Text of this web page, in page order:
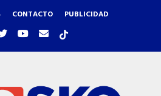
CONTACTO PUBLICIDAD